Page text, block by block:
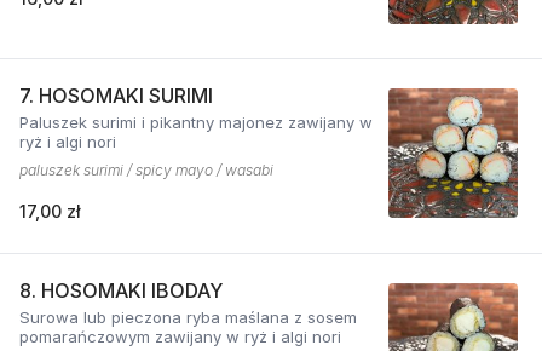
7. HOSOMAKI SURIMI
Paluszek surimi i pikantny majonez zawijany w
ryż i algi nori
paluszek surimi / spicy mayo / wasabi
17,00 zł
8. HOSOMAKI IBODAY
Surowa lub pieczona ryba maślana z sosem
pomarańczowym zawijany w ryż i algi nori